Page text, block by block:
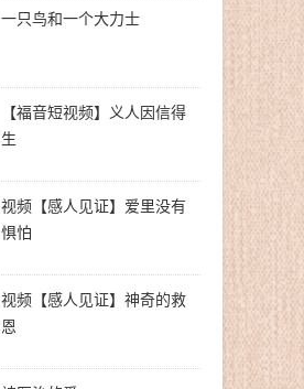
一只鸟和一个大力士
【福音短视频】义人因信得
生
视频【感人见证】爱里没有
惧怕
视频【感人见证】神奇的救
恩